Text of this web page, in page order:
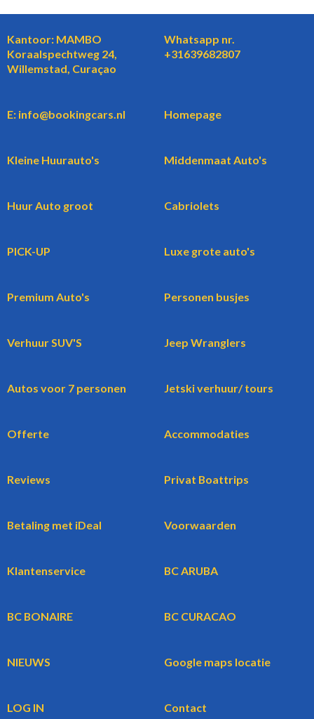
Kantoor: MAMBO
Koraalspechtweg 24,
Willemstad, Curaçao
Whatsapp nr.
+31639682807
E: info@bookingcars.nl Homepage
Kleine Huurauto's Middenmaat Auto's
Huur Auto groot Cabriolets
PICK-UP Luxe grote auto's
Premium Auto's Personen busjes
Verhuur SUV'S Jeep Wranglers
Autos voor 7 personen Jetski verhuur/ tours
Offerte Accommodaties
Reviews Privat Boattrips
Betaling met iDeal Voorwaarden
Klantenservice BC ARUBA
BC BONAIRE BC CURACAO
NIEUWS Google maps locatie
LOG IN Contact